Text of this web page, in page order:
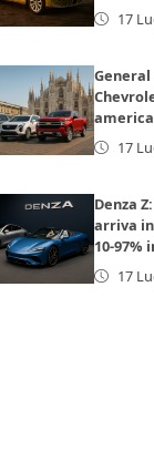
17
17
Denza
arriva in
10-97%
17